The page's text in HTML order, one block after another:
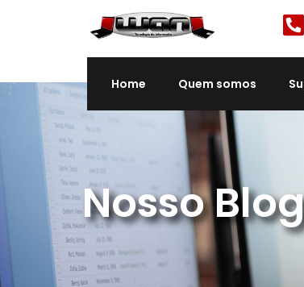
Home Quem somos
Nosso Blog